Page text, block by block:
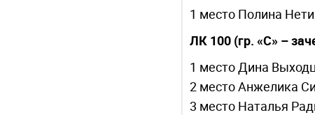
1 место Полина
ЛК 100 (гр. «С» –
1 место Дина
2 место Анжелика
3 место Наталья